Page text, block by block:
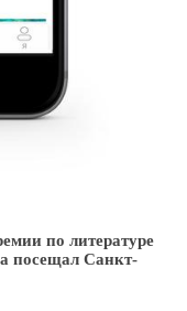
по литературе
посещал Санкт-